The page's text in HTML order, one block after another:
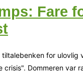
Fare
for ulovlig
crisis". Dommeren var